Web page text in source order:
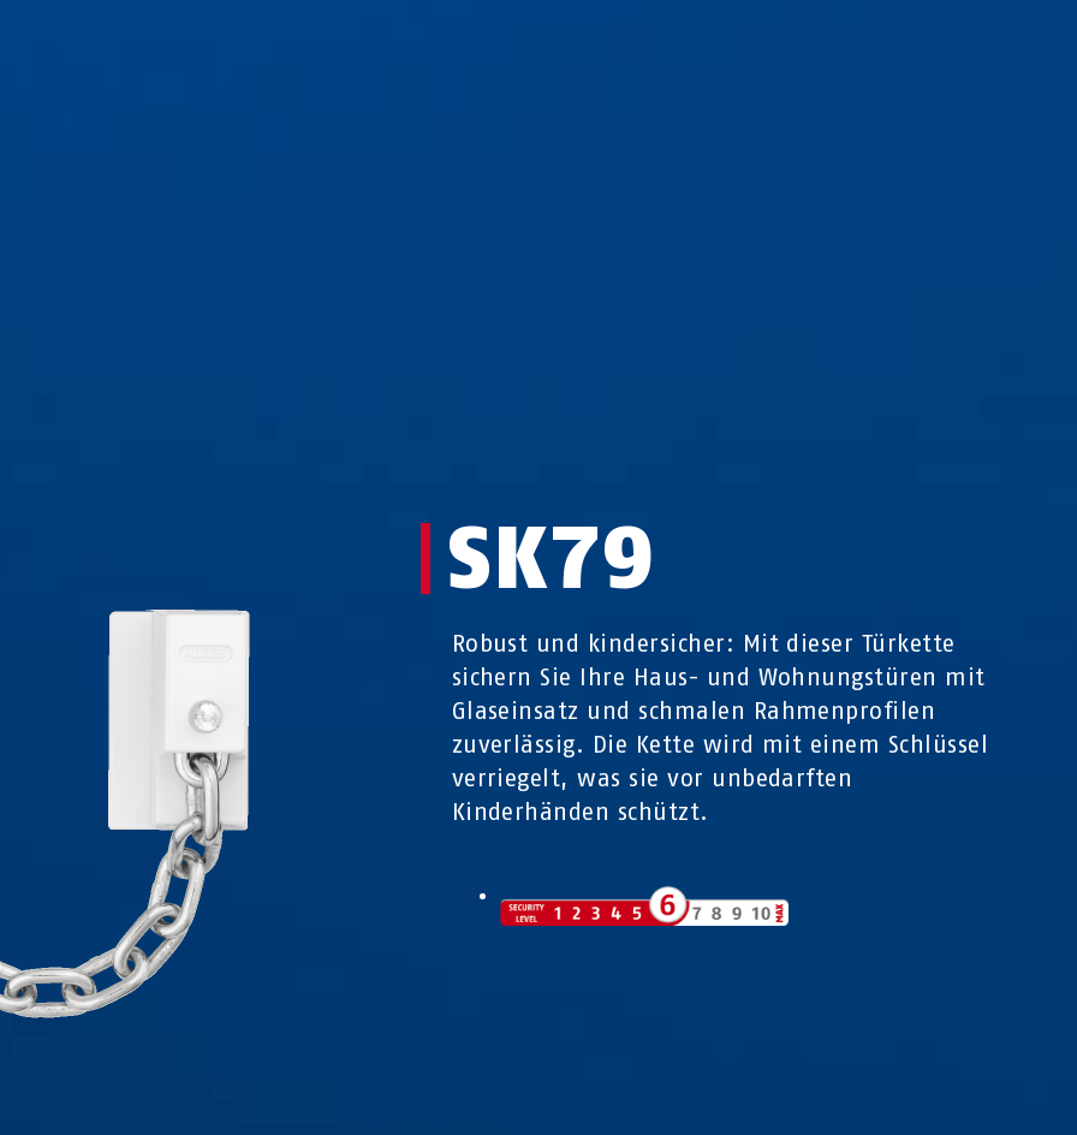
SK79
Robust und kindersicher: Mit dieser Türkette
sichern Sie Ihre Haus- und Wohnungstüren mit
Glaseinsatz und schmalen Rahmenprofilen
zuverlässig. Die Kette wird mit einem Schlüssel
verriegelt, was sie vor unbedarften
Kinderhänden schützt.